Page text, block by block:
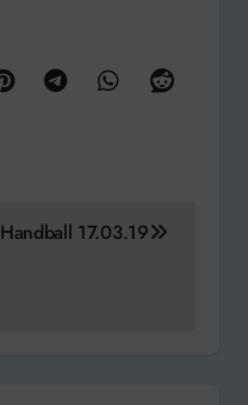
Handball 17.03.19